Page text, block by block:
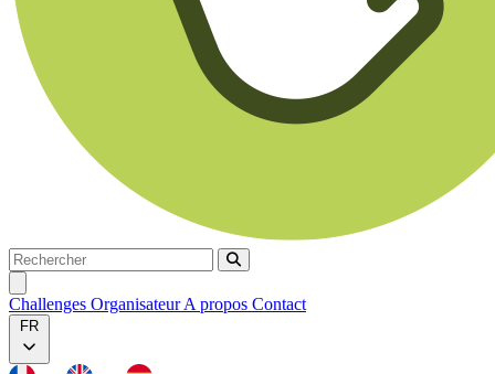
Rechercher
Rechercher
Challenges OrganisateurA propos Contact
FR